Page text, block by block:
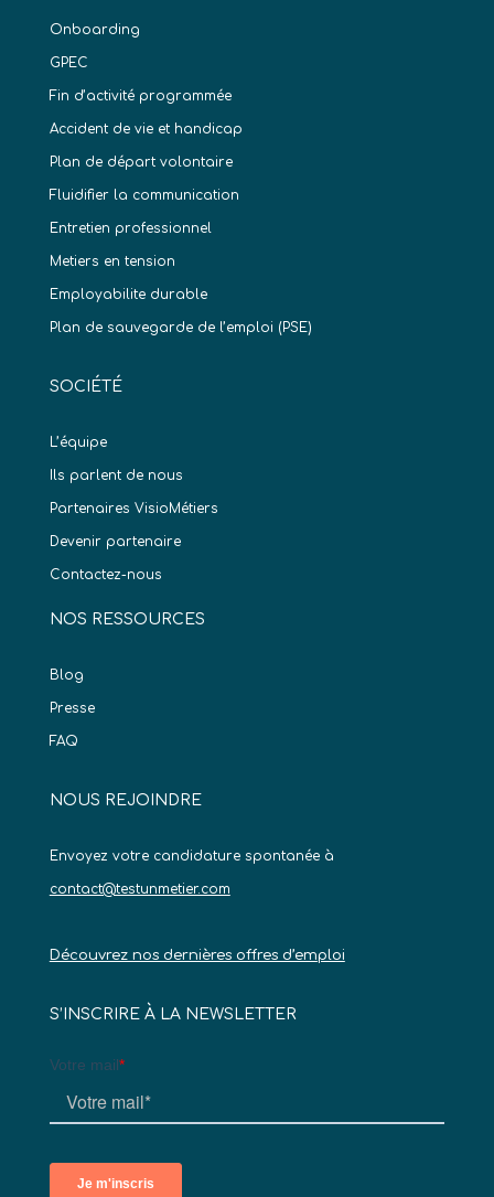
Onboarding
GPEC
Fin d’activité programmée
Accident de vie et handicap
Plan de départ volontaire
Fluidifier la communication
Entretien professionnel
Metiers en tension
Employabilite durable
Plan de sauvegarde de l’emploi (PSE)
SOCIÉTÉ
L’équipe
Ils parlent de nous
Partenaires VisioMétiers
Devenir partenaire
Contactez-nous
NOS RESSOURCES
Blog
Presse
FAQ
NOUS REJOINDRE
Envoyez votre candidature spontanée à
contact@testunmetier.com
Découvrez nos dernières offres d’emploi
S’INSCRIRE À LA NEWSLETTER